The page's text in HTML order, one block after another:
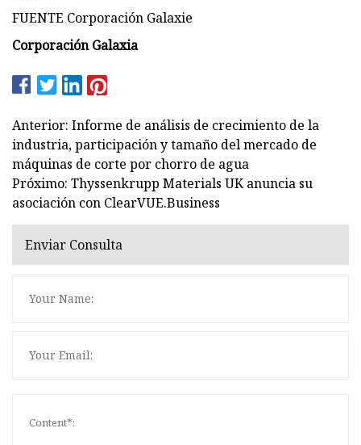
FUENTE Corporación Galaxie
Corporación Galaxia
Anterior: Informe de análisis de crecimiento de la
industria, participación y tamaño del mercado de
máquinas de corte por chorro de agua
Próximo: Thyssenkrupp Materials UK anuncia su
asociación con ClearVUE.Business
Enviar Consulta